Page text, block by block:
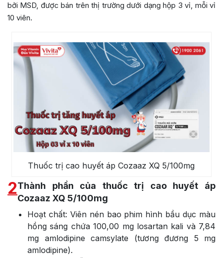
bởi MSD, được bán trên thị trường dưới dạng hộp 3 vỉ, mỗi vỉ
10 viên.
Thuốc trị cao huyết áp Cozaaz XQ 5/100mg
2Thành phần của thuốc trị cao huyết áp
Cozaaz XQ 5/100mg
Hoạt chất: Viên nén bao phim hình bầu dục màu
hồng sáng chứa 100,00 mg losartan kali và 7,84
mg amlodipine camsylate (tương đương 5 mg
amlodipine).